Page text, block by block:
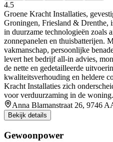
4.5
Groene Kracht Installaties,
Groningen, Friesland & Drenthe,
in duurzame technologieën zoals
zonnepanelen en thuisbatterijen.
vakmanschap, persoonlijke
levert het bedrijf all-in advies,
de nette en gedetailleerde
kwaliteitsverhouding en heldere
Kracht Installaties zich
voor verduurzaming in de woning.
Anna Blamanstraat 26, 9746
Bekijk details
Gewoonpower